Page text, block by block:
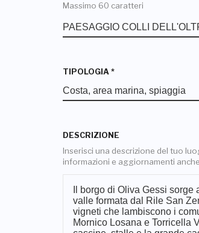
Massimo 60 caratteri
TIPOLOGIA *
DESCRIZIONE
Inserisci una descrizione del tuo
informazioni e aggiornamenti